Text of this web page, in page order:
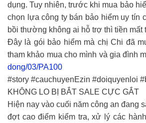
dụng. Tuy nhiên, trước khi mua bảo
chọn lựa công ty bán bảo hiểm uy tín
bồi thường không ai hỗ trợ thì tiền mất
Đây là gói bảo hiểm mà chị Chi đã
tham khảo mua cho mình và gia đình
dong/03/PA100
#story #cauchuyenEzin #doiquyenloi
KHÔNG LO BỊ BẮT SALE CỰC GẮT
Hiện nay vào cuối năm công an đang
đợt cao điểm kiểm tra, xử lý các